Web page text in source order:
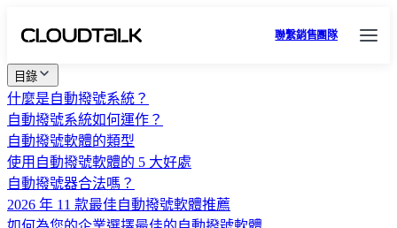
聯繫銷售團隊
目錄
什麼是自動撥號系統？
自動撥號系統如何運作？
自動撥號軟體的類型
使用自動撥號軟體的 5 大好處
自動撥號器合法嗎？
2026 年 11 款最佳自動撥號軟體推薦